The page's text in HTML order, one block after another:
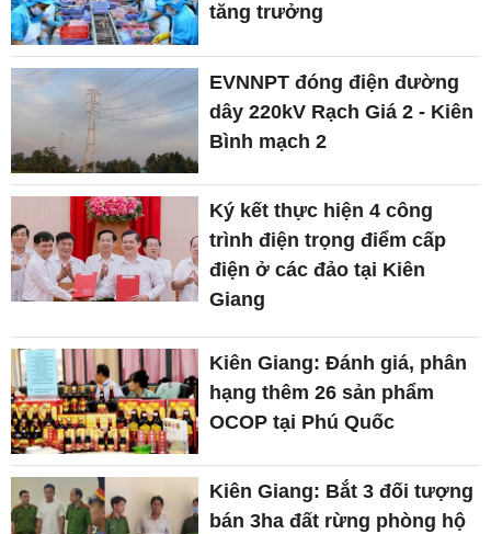
tăng trưởng
EVNNPT đóng điện đường
dây 220kV Rạch Giá 2 - Kiên
Bình mạch 2
Ký kết thực hiện 4 công
trình điện trọng điểm cấp
điện ở các đảo tại Kiên
Giang
Kiên Giang: Đánh giá, phân
hạng thêm 26 sản phẩm
OCOP tại Phú Quốc
Kiên Giang: Bắt 3 đối tượng
bán 3ha đất rừng phòng hộ